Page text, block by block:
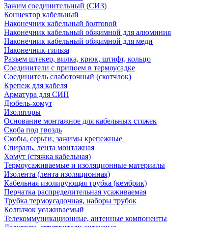
Зажим соединительный (СИЗ)
Коннектор кабельный
Наконечник кабельный болтовой
Наконечник кабельный обжимной для алюминия
Наконечник кабельный обжимной для меди
Наконечник-гильза
Разъем штекер, вилка, крюк, штифт, кольцо
Соединители с припоем в термоусадке
Соединитель слаботочный (скотчлок)
Крепеж для кабеля
Арматура для СИП
Дюбель-хомут
Изоляторы
Основание монтажное для кабельных стяжек
Скоба под гвоздь
Скобы, серьги, зажимы крепежные
Спираль, лента монтажная
Хомут (стяжка кабельная)
Термоусаживаемые и изоляционные материалы
Изолента (лента изоляционная)
Кабельная изолирующая трубка (кембрик)
Перчатка распределительная усаживаемая
Трубка термоусадочная, наборы трубок
Колпачок усаживаемый
Телекоммуникационные, антенные компоненты